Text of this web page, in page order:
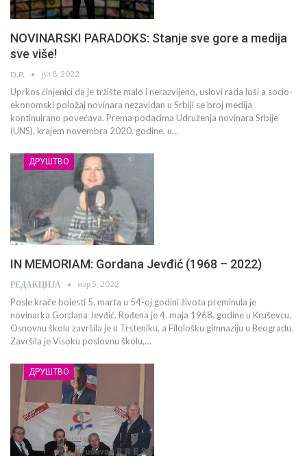
NOVINARSKI PARADOKS: Stanje sve gore a medija
sve više!
D.P. јул 8, 2022
Uprkos činjenici da je tržište malo i nerazvijeno, uslovi rada loši a socio-
ekonomski položaj novinara nezavidan u Srbiji se broj medija
kontinuirano povećava. Prema podacima Udruženja novinara Srbije
(UNS), krajem novembra 2020. godine, u…
ДРУШТВО
IN MEMORIAM: Gordana Jevđić (1968 – 2022)
РЕДАКЦИЈА мар 5, 2022
Posle kraće bolesti 5. marta u 54-oj godini života preminula je
novinarka Gordana Jevđić. Rođena je 4. maja 1968. godine u Kruševcu.
Osnovnu školu završila je u Trsteniku, a Filološku gimnaziju u Beogradu.
Završila je Visoku poslovnu školu,…
ДРУШТВО